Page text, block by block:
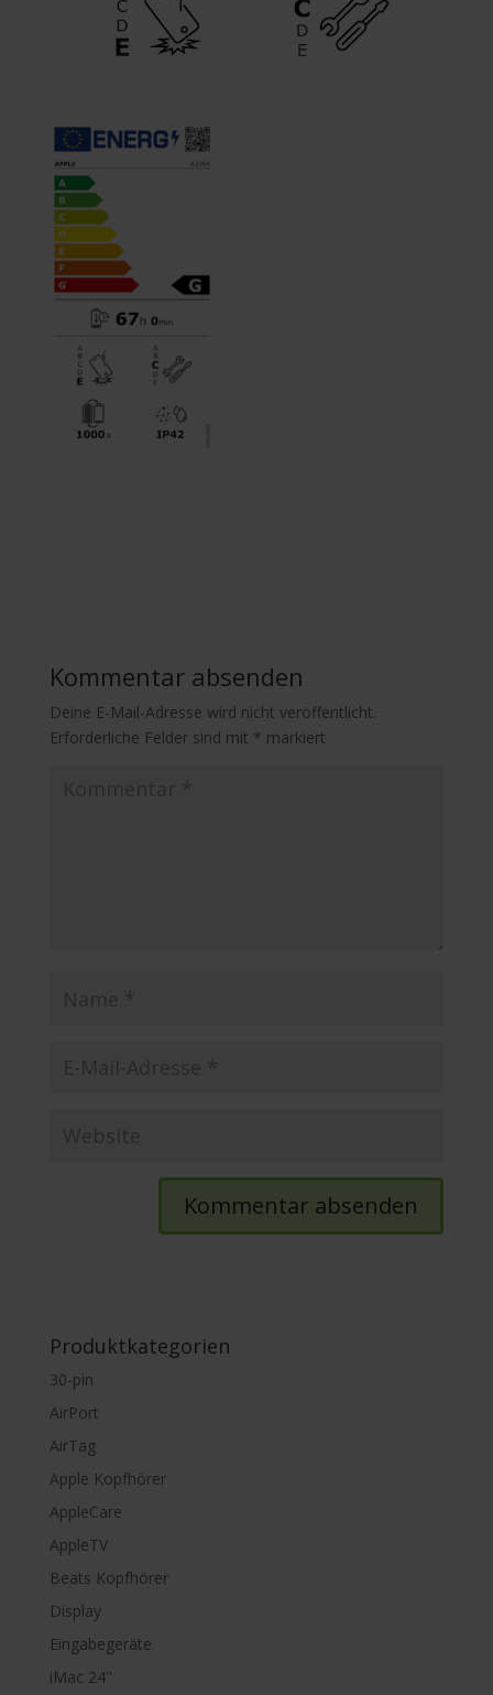
Kommentar absenden
Deine E-Mail-Adresse wird nicht veröffentlicht.
Erforderliche Felder sind mit * markiert
Produktkategorien
30-pin
AirPort
AirTag
Apple Kopfhörer
AppleCare
AppleTV
Beats Kopfhörer
Display
Eingabegeräte
iMac 24"